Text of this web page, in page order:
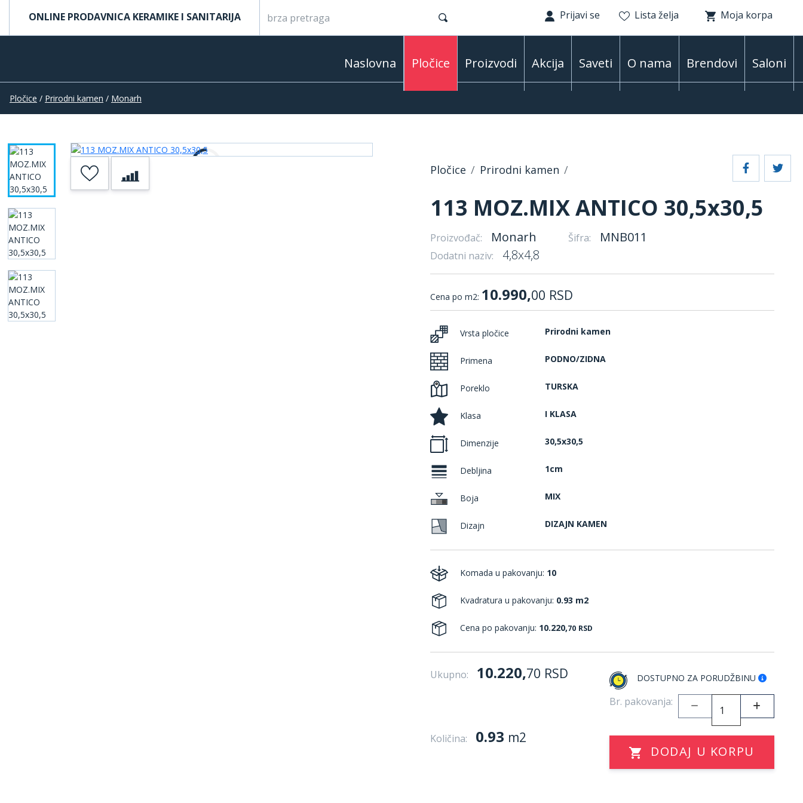
ONLINE PRODAVNICA KERAMIKE I SANITARIJA Prijavi se Lista želja Moja korpa
Naslovna Pločice Proizvodi Akcija Saveti O nama Brendovi Saloni
Pločice / Prirodni kamen / Monarh
Pločice Prirodni kamen
113 MOZ.MIX ANTICO 30,5x30,5
Proizvođač: Monarh Šifra: MNB011
Dodatni naziv: 4,8x4,8
Cena po m2: 10.990,00 RSD
Vrsta pločice Prirodni kamen
Primena PODNO/ZIDNA
Poreklo TURSKA
Klasa I KLASA
Dimenzije 30,5x30,5
Debljina 1cm
Boja MIX
Dizajn DIZAJN KAMEN
Komada u pakovanju: 10
Kvadratura u pakovanju: 0.93 m2
Cena po pakovanju: 10.220,70 RSD
Ukupno: 10.220,70 RSD DOSTUPNO ZA PORUDŽBINU
Br. pakovanja:
Količina: 0.93 m2
DODAJ U KORPU